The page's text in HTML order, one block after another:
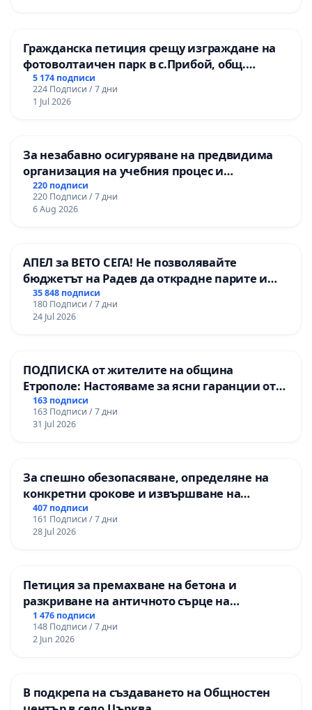
Гражданска петиция срещу изграждане на
фотоволтаичен парк в с.Прибой, общ.
Радомир
5 174 подписи
224 Подписи / 7 дни
1 Jul 2026
За незабавно осигуряване на предвидима
организация на учебния процес и
гарантиране на правото на равнопоставено
и качествено образование на учениците от
ОУ „Княз Александър I“ и Хуманитарна
220 подписи
220 Подписи / 7 дни
6 Aug 2026
АПЕЛ за ВЕТО СЕГА! Не позволявайте
бюджетът на Радев да открадне парите и
правата ни в тъмното
35 848 подписи
180 Подписи / 7 дни
24 Jul 2026
ПОДПИСКА от жителите на община
Етрополе: Настояваме за ясни гаранции от
“Елаците-МЕД” АД и от държавата, че ще се
изпълнят всички екологични норми!
163 подписи
163 Подписи / 7 дни
31 Jul 2026
За спешно обезопасяване, определяне на
конкретни срокове и извършване на
цялостна рехабилитация на
републиканския път между пътен възел АМ
„Тракия“ - гр. Ихтиман - с. Мирово - к.к.
407 подписи
161 Подписи / 7 дни
28 Jul 2026
Петиция за премахване на бетона и
разкриване на античното сърце на
Могиланската могила във Враца
1 476 подписи
148 Подписи / 7 дни
2 Jun 2026
В подкрепа на създаването на Общностен